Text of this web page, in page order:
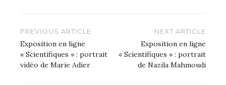
Navigation
de
l’article
PREVIOUS ARTICLE
Exposition en ligne
« Scientifiques » : portrait
vidéo de Marie Adier
NEXT ARTICLE
Exposition en ligne
« Scientifiques » : portrait
de Nazila Mahmoudi